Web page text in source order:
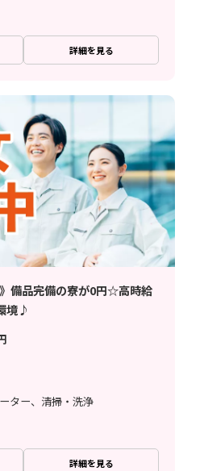
詳細を見る
》備品完備の寮が0円☆高時給
境♪
ター、清掃・洗浄
詳細を見る